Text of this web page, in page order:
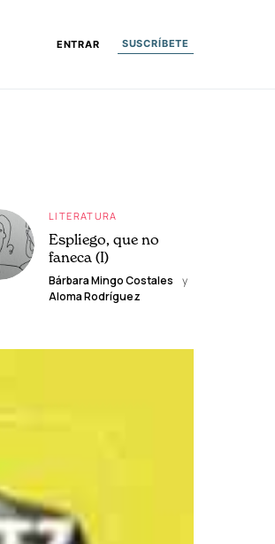
ENTRAR SUSCRÍBETE
LITERATURA
Espliego, que no
faneca (I)
Bárbara Mingo Costales
y
Aloma Rodríguez